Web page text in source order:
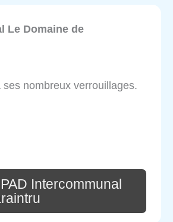
Le Domaine de
nombreux verrouillages.
Intercommunal